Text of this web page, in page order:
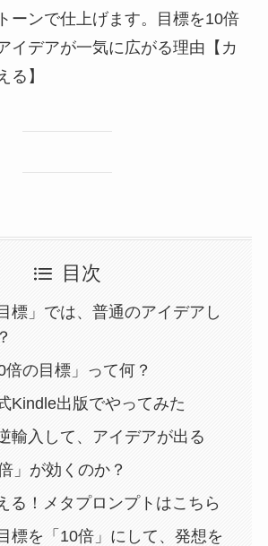
ーンで仕上げます。目標を10倍
イデアが一気に広がる理由【カ
る】
目次
標」では、普通のアイデアし
倍の目標」って何？
Kindle出版でやってみた
輸入して、アイデアが出る
」が効くのか？
る！メタプロンプトはこちら
標を「10倍」にして、発想を